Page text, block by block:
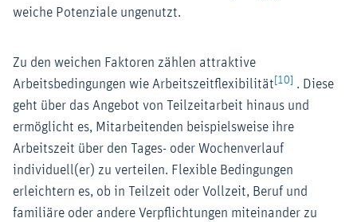
weiche Potenziale ungenutzt.
Zu den weichen Faktoren zählen attraktive
Arbeitsbedingungen wie Arbeitszeitflexibilität [10] . Diese
geht über das Angebot von Teilzeitarbeit hinaus und
ermöglicht es, Mitarbeitenden beispielsweise ihre
Arbeitszeit über den Tages- oder Wochenverlauf
individuell(er) zu verteilen. Flexible Bedingungen
erleichtern es, ob in Teilzeit oder Vollzeit, Beruf und
familiäre oder andere Verpflichtungen miteinander zu